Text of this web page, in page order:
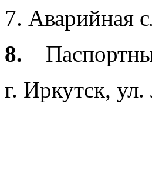
7. Аварийная
8.
г. Иркутск,